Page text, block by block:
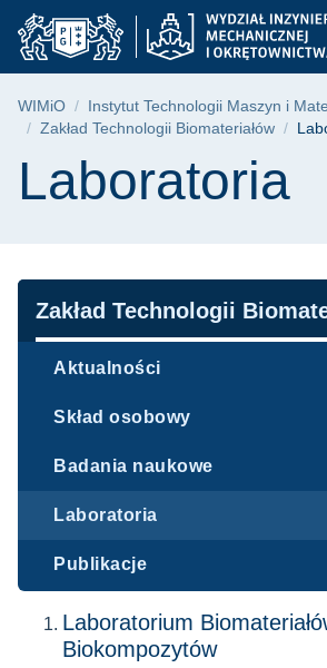
Przejdź
do
menu
Przejdź
do
wyszukiwarki
Przejdź
do
treści
Laboratoria |
Ścieżka
WIMiO
Instytut Technologii Maszyn i
Zakład Technologii Biomateriałów
Treść strony
Laboratoria
Nawigacja
Zakład Technologii
Aktualności
Skład osobowy
Badania naukowe
Laboratoria
Publikacje
Laboratorium
Biokompozytów